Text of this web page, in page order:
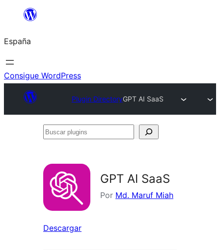
Saltar
contenido
España
Consigue WordPress
Plugin DirectoryGPT AI SaaS
Buscar
GPT AI SaaS
Por Md. Maruf Miah
Descargar